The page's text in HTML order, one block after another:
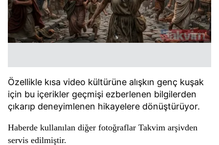
Özellikle kısa video kültürüne alışkın genç kuşak
için bu içerikler geçmişi ezberlenen bilgilerden
çıkarıp deneyimlenen hikayelere dönüştürüyor.
Haberde kullanılan diğer fotoğraflar Takvim arşivden
servis edilmiştir.